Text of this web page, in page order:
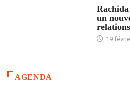
un
relations
19
AGENDA